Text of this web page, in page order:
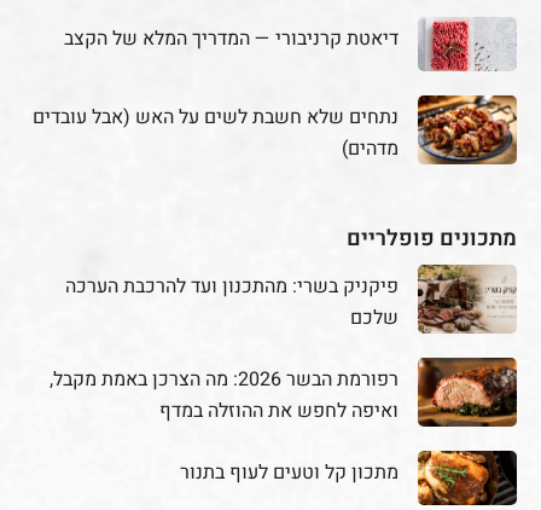
דיאטת קרניבורי — המדריך המלא של הקצב
נתחים שלא חשבת לשים על האש (אבל עובדים
מדהים)
מתכונים פופלריים
פיקניק בשרי: מהתכנון ועד להרכבת הערכה
שלכם
רפורמת הבשר 2026: מה הצרכן באמת מקבל,
ואיפה לחפש את ההוזלה במדף
מתכון קל וטעים לעוף בתנור